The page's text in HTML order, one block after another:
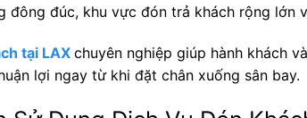
đông đúc, khu vực đón trả khách rộng lớn
tại LAX chuyên nghiệp giúp hành khách
lợi ngay từ khi đặt chân xuống sân bay.